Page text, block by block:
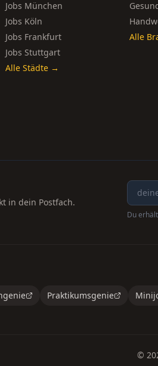
Jobs München
Jobs Köln
Jobs Frankfurt
Jobs Stuttgart
Alle Städte →
Alle
in dein Postfach.
Du
Praktikumsgenie
©